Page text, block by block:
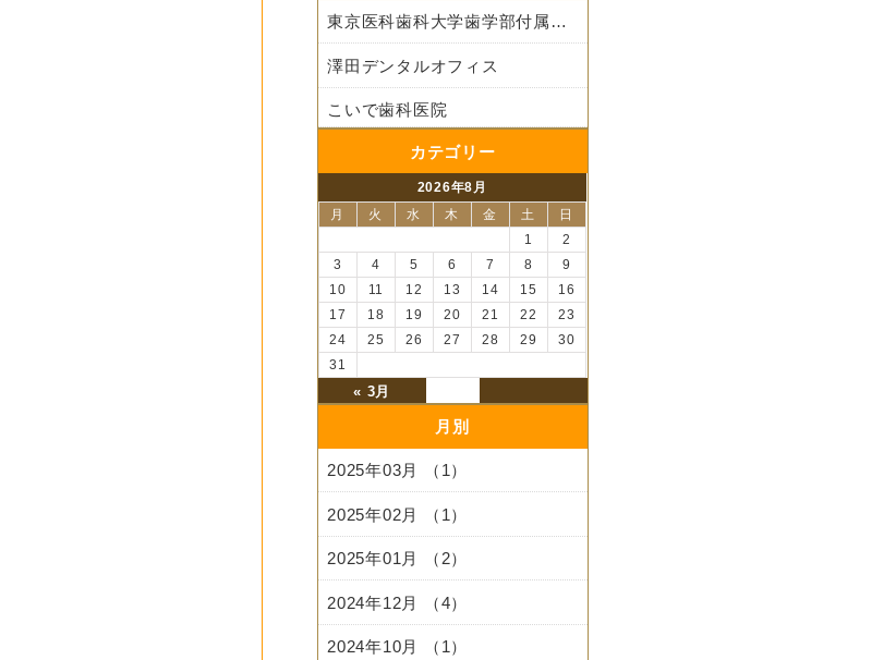
東京医科歯科大学歯学部付属病院
澤田デンタルオフィス
こいで歯科医院
カテゴリー
2026年8月
月
火 水 木 金 土
日
1
2
3
4 5 6 7 8
9
10
11 12 13 14 15
16
17
18 19 20 21 22
23
24
25 26 27 28 29
30
31
« 3月
月別
2025年03月 （1）
2025年02月 （1）
2025年01月 （2）
2024年12月 （4）
2024年10月 （1）